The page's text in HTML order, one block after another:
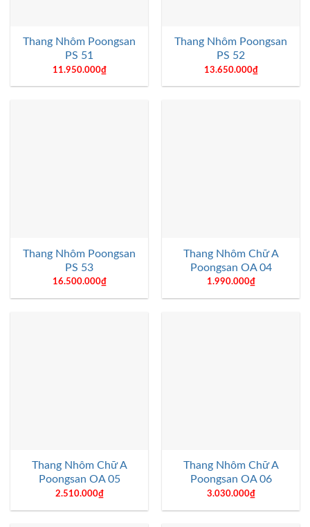
Thang Nhôm Poongsan
PS 51
11.950.000₫
Thang Nhôm Poongsan
PS 52
13.650.000₫
Thang Nhôm Poongsan
PS 53
16.500.000₫
Thang Nhôm Chữ A
Poongsan OA 04
1.990.000₫
Thang Nhôm Chữ A
Poongsan OA 05
2.510.000₫
Thang Nhôm Chữ A
Poongsan OA 06
3.030.000₫